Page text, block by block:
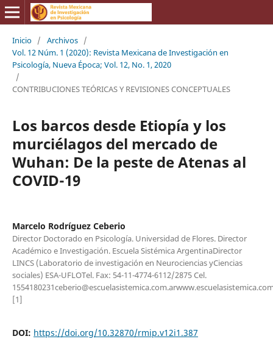
Inicio / Archivos /
Vol. 12 Núm. 1 (2020): Revista Mexicana de Investigación en
Psicología, Nueva Época; Vol. 12, No. 1, 2020
/
CONTRIBUCIONES TEÓRICAS Y REVISIONES CONCEPTUALES
Los barcos desde Etiopía y los
murciélagos del mercado de
Wuhan: De la peste de Atenas al
COVID-19
Marcelo Rodríguez Ceberio
Director Doctorado en Psicología. Universidad de Flores. Director
Académico e Investigación. Escuela Sistémica ArgentinaDirector
LINCS (Laboratorio de investigación en Neurociencias yCiencias
sociales) ESA-UFLOTel. Fax: 54-11-4774-6112/2875 Cel.
[1]
DOI: https://doi.org/10.32870/rmip.v12i1.387